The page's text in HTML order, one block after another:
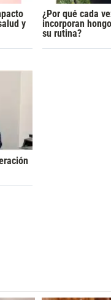
y
¿Por qué cada
incorporan
su rutina?